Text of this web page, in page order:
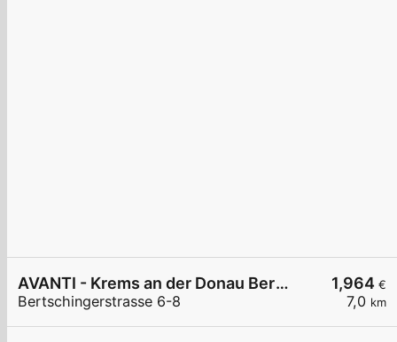
1,964 €
7,0 km
AVANTI - Krems an der Donau Bertschingerstraße 6-8
Bertschingerstrasse 6-8